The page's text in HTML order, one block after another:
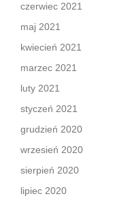
czerwiec 2021
maj 2021
kwiecień 2021
marzec 2021
luty 2021
styczeń 2021
grudzień 2020
wrzesień 2020
sierpień 2020
lipiec 2020